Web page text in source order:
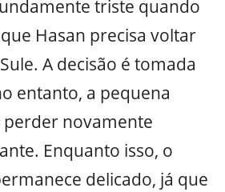
triste quando
Hasan precisa voltar
A decisão é tomada
entanto, a pequena
novamente
Enquanto isso, o
delicado, já que